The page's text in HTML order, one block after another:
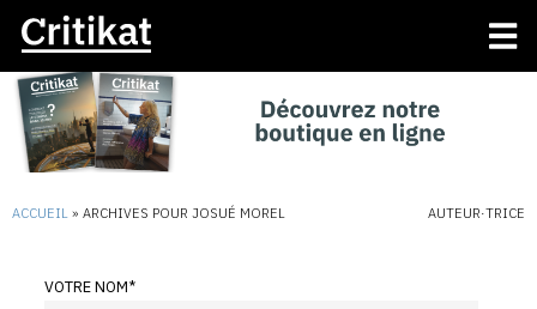
ACCUEIL » ARCHIVES POUR JOSUÉ MOREL AUTEUR·TRICE
VOTRE NOM*